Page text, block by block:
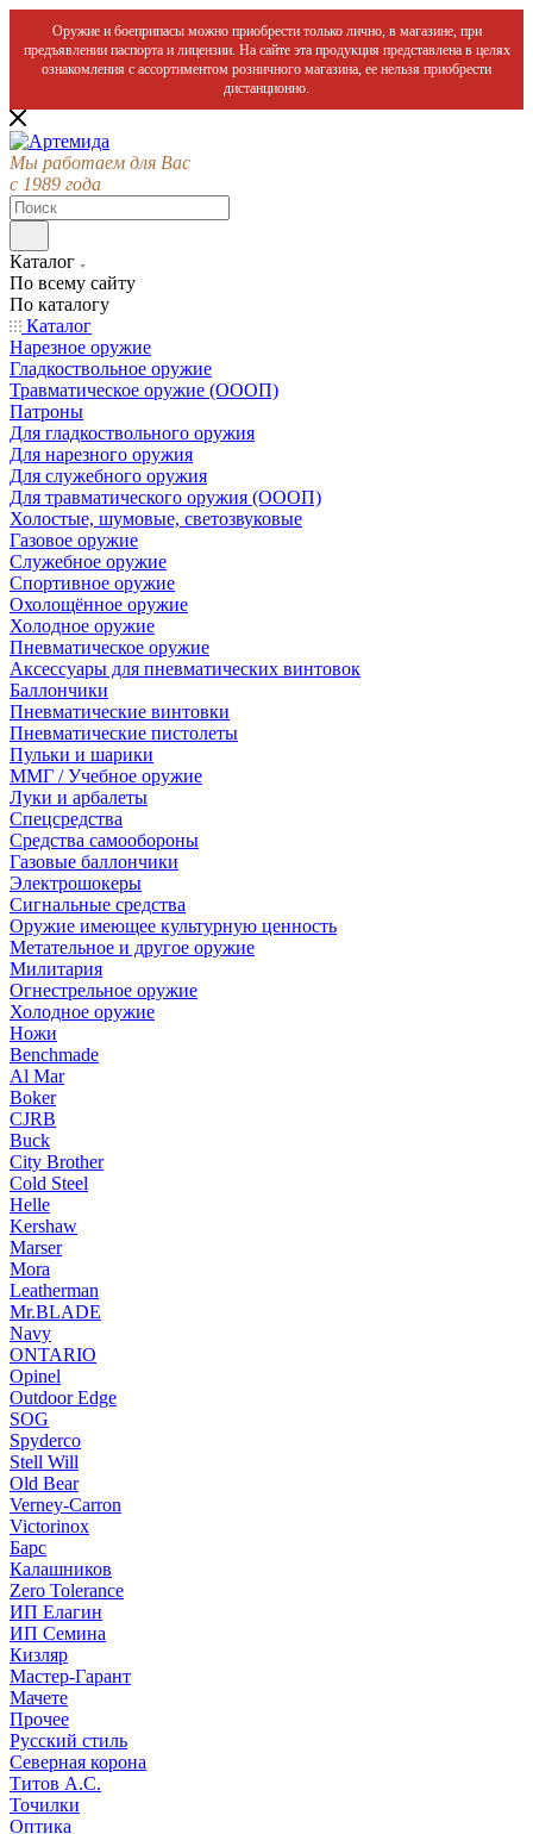
Оружие и боеприпасы можно приобрести только лично, в магазине, при
предъявлении паспорта и лицензии. На сайте эта продукция представлена в целях
ознакомления с ассортиментом розничного магазина, ее нельзя приобрести
дистанционно.
Мы работаем для Вас
с 1989 года
Каталог
По всему сайту
По каталогу
Каталог
Нарезное оружие
Гладкоствольное оружие
Травматическое оружие (ОООП)
Патроны
Для гладкоствольного оружия
Для нарезного оружия
Для служебного оружия
Для травматического оружия (ОООП)
Холостые, шумовые, светозвуковые
Газовое оружие
Служебное оружие
Спортивное оружие
Охолощённое оружие
Холодное оружие
Пневматическое оружие
Аксессуары для пневматических винтовок
Баллончики
Пневматические винтовки
Пневматические пистолеты
Пульки и шарики
ММГ / Учебное оружие
Луки и арбалеты
Спецсредства
Средства самообороны
Газовые баллончики
Электрошокеры
Сигнальные средства
Оружие имеющее культурную ценность
Метательное и другое оружие
Милитария
Огнестрельное оружие
Холодное оружие
Ножи
Benchmade
Al Mar
Boker
CJRB
Buck
City Brother
Cold Steel
Helle
Kershaw
Marser
Mora
Leatherman
Mr.BLADE
Navy
ONTARIO
Opinel
Outdoor Edge
SOG
Spyderco
Stell Will
Old Bear
Verney-Carron
Victorinox
Барс
Калашников
Zero Tolerance
ИП Елагин
ИП Семина
Кизляр
Мастер-Гарант
Мачете
Прочее
Русский стиль
Северная корона
Титов А.С.
Точилки
Оптика